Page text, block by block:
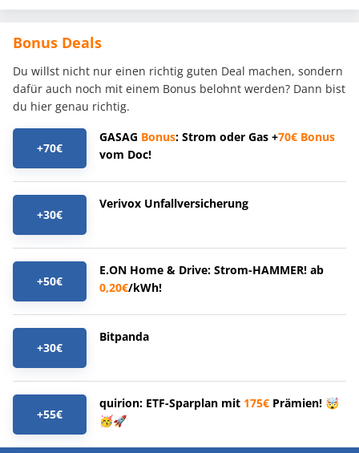
Bonus Deals
Du willst nicht nur einen richtig guten Deal machen, sondern
dafür auch noch mit einem Bonus belohnt werden? Dann bist
du hier genau richtig.
+70€
GASAG Bonus: Strom oder Gas +70€ Bonus
vom Doc!
+30€
Verivox Unfallversicherung
+50€
E.ON Home & Drive: Strom-HAMMER! ab
0,20€/kWh!
+30€
Bitpanda
+55€
quirion: ETF-Sparplan mit 175€ Prämien! 🤯
🥳🚀